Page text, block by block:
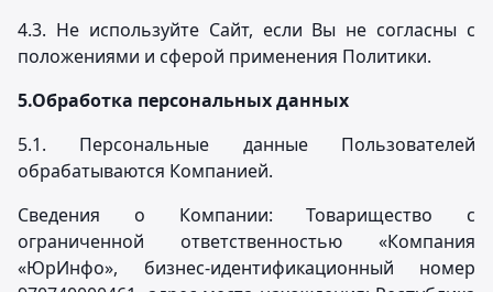
4.3. Не используйте Сайт, если Вы не согласны с
положениями и сферой применения Политики.
5.Обработка персональных данных
5.1. Персональные данные Пользователей
обрабатываются Компанией.
Сведения о Компании: Товарищество с
ограниченной ответственностью «Компания
«ЮрИнфо», бизнес-идентификационный номер